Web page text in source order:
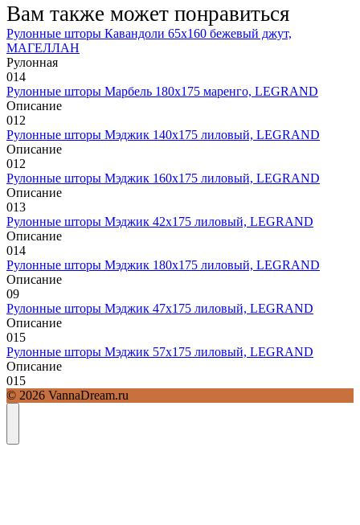
Вам также может понравиться
Рулонные шторы Кавандоли 65х160 бежевый джут,
МАГЕЛЛАН
Рулонная
014
Рулонные шторы Марбель 180х175 маренго, LEGRAND
Описание
012
Рулонные шторы Мэджик 140х175 лиловый, LEGRAND
Описание
012
Рулонные шторы Мэджик 160х175 лиловый, LEGRAND
Описание
013
Рулонные шторы Мэджик 42х175 лиловый, LEGRAND
Описание
014
Рулонные шторы Мэджик 180х175 лиловый, LEGRAND
Описание
09
Рулонные шторы Мэджик 47х175 лиловый, LEGRAND
Описание
015
Рулонные шторы Мэджик 57х175 лиловый, LEGRAND
Описание
015
© 2026 VannaDream.ru